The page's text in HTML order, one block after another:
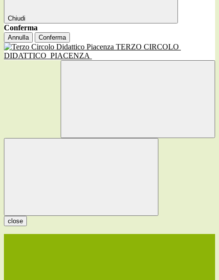
Chiudi
Conferma
Annulla Conferma
TERZO CIRCOLO
DIDATTICO PIACENZA
close